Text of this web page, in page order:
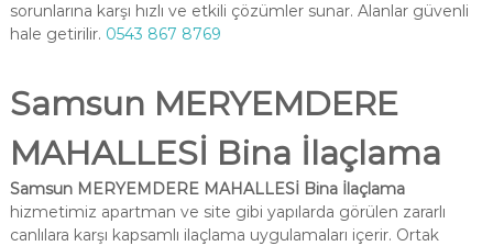
sorunlarına karşı hızlı ve etkili çözümler sunar. Alanlar güvenli
hale getirilir. 0543 867 8769
Samsun MERYEMDERE
MAHALLESİ Bina İlaçlama
Samsun MERYEMDERE MAHALLESİ Bina İlaçlama
hizmetimiz apartman ve site gibi yapılarda görülen zararlı
canlılara karşı kapsamlı ilaçlama uygulamaları içerir. Ortak